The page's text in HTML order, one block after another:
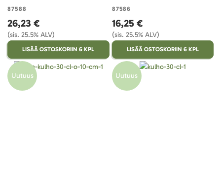
87588
26,23 €
(sis. 25.5% ALV)
LISÄÄ OSTOSKORIIN 6 KPL
87586
16,25 €
(sis. 25.5% ALV)
LISÄÄ OSTOSKORIIN 6 KPL
Uutuus Uutuus